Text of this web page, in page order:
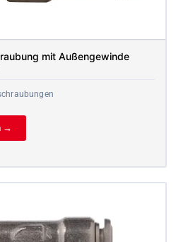
mit Außengewinde
→